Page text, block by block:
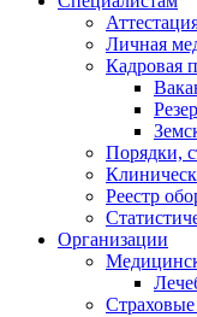
Личная
Кадровая
Порядки,
Реестр
Организации